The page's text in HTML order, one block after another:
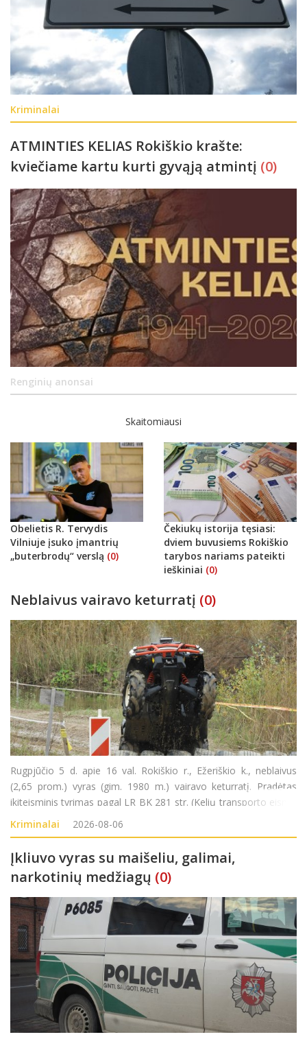
Kriminalai
ATMINTIES KELIAS Rokiškio krašte:
kviečiame kartu kurti gyvąją atmintį (0)
Renginių anonsai
Skaitomiausi
Obelietis R. Tervydis
Vilniuje įsuko įmantrių
„buterbrodų“ verslą (0)
Čekiukų istorija tęsiasi:
dviem buvusiems Rokiškio
tarybos nariams pateikti
ieškiniai (0)
Neblaivus vairavo keturratį (0)
Rugpjūčio 5 d. apie 16 val. Rokiškio r., Ežeriškio k., neblaivus
(2,65 prom.) vyras (gim. 1980 m.) vairavo keturratį. Pradėtas
ikiteisminis tyrimas pagal LR BK 281 str. (Kelių transporto eismo
saugumo ar transporto priemonių eksploatavimo taisyklių
pažeidimas).
Kriminalai 2026-08-06
Įkliuvo vyras su maišeliu, galimai,
narkotinių medžiagų (0)